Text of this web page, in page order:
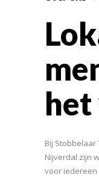
Bij
Nijverdal zijn
voor iedereen